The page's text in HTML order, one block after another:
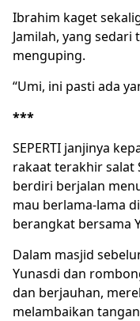
Ibrahim kaget
Jamilah, yang
menguping.
“Umi, ini pasti ada
***
SEPERTI janjinya
rakaat terakhir salat
berdiri berjalan
mau berlama-lama
berangkat bersama
Dalam masjid
Yunasdi dan
dan berjauhan,
melambaikan